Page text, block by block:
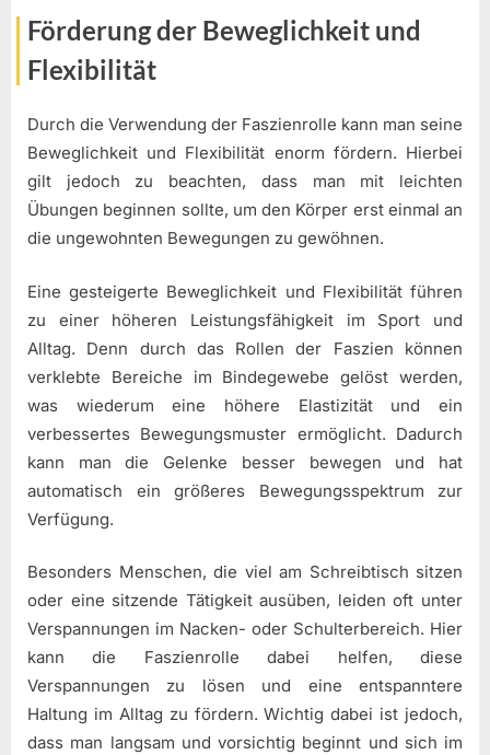
Förderung der Beweglichkeit und
Flexibilität
Durch die Verwendung der Faszienrolle kann man seine
Beweglichkeit und Flexibilität enorm fördern. Hierbei
gilt jedoch zu beachten, dass man mit leichten
Übungen beginnen sollte, um den Körper erst einmal an
die ungewohnten Bewegungen zu gewöhnen.
Eine gesteigerte Beweglichkeit und Flexibilität führen
zu einer höheren Leistungsfähigkeit im Sport und
Alltag. Denn durch das Rollen der Faszien können
verklebte Bereiche im Bindegewebe gelöst werden,
was wiederum eine höhere Elastizität und ein
verbessertes Bewegungsmuster ermöglicht. Dadurch
kann man die Gelenke besser bewegen und hat
automatisch ein größeres Bewegungsspektrum zur
Verfügung.
Besonders Menschen, die viel am Schreibtisch sitzen
oder eine sitzende Tätigkeit ausüben, leiden oft unter
Verspannungen im Nacken- oder Schulterbereich. Hier
kann die Faszienrolle dabei helfen, diese
Verspannungen zu lösen und eine entspanntere
Haltung im Alltag zu fördern. Wichtig dabei ist jedoch,
dass man langsam und vorsichtig beginnt und sich im